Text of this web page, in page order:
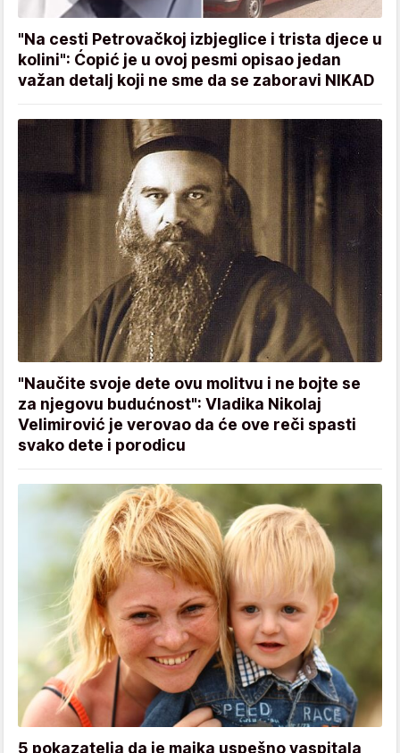
"Na cesti Petrovačkoj izbjeglice i trista djece u
kolini": Ćopić je u ovoj pesmi opisao jedan
važan detalj koji ne sme da se zaboravi NIKAD
"Naučite svoje dete ovu molitvu i ne bojte se
za njegovu budućnost": Vladika Nikolaj
Velimirović je verovao da će ove reči spasti
svako dete i porodicu
5 pokazatelja da je majka uspešno vaspitala